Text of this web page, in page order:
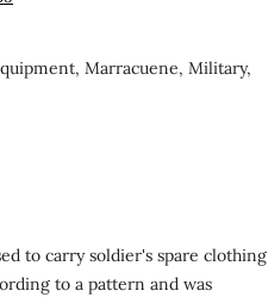
Marracuene, Military,
to carry soldier's spare clothing
to a pattern and was